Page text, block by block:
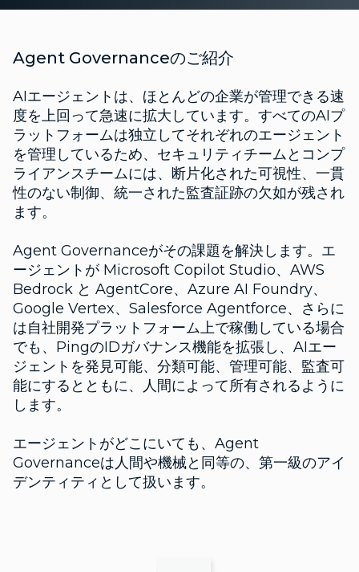
Agent Governanceのご紹介
AIエージェントは、ほとんどの企業が管理できる速
度を上回って急速に拡大しています。すべてのAIプ
ラットフォームは独立してそれぞれのエージェント
を管理しているため、セキュリティチームとコンプ
ライアンスチームには、断片化された可視性、一貫
性のない制御、統一された監査証跡の欠如が残され
ます。
Agent Governanceがその課題を解決します。エ
ージェントが Microsoft Copilot Studio、AWS
Bedrock と AgentCore、Azure AI Foundry、
Google Vertex、Salesforce Agentforce、さらに
は自社開発プラットフォーム上で稼働している場合
でも、PingのIDガバナンス機能を拡張し、AIエー
ジェントを発見可能、分類可能、管理可能、監査可
能にするとともに、人間によって所有されるように
します。
エージェントがどこにいても、Agent
Governanceは人間や機械と同等の、第一級のアイ
デンティティとして扱います。